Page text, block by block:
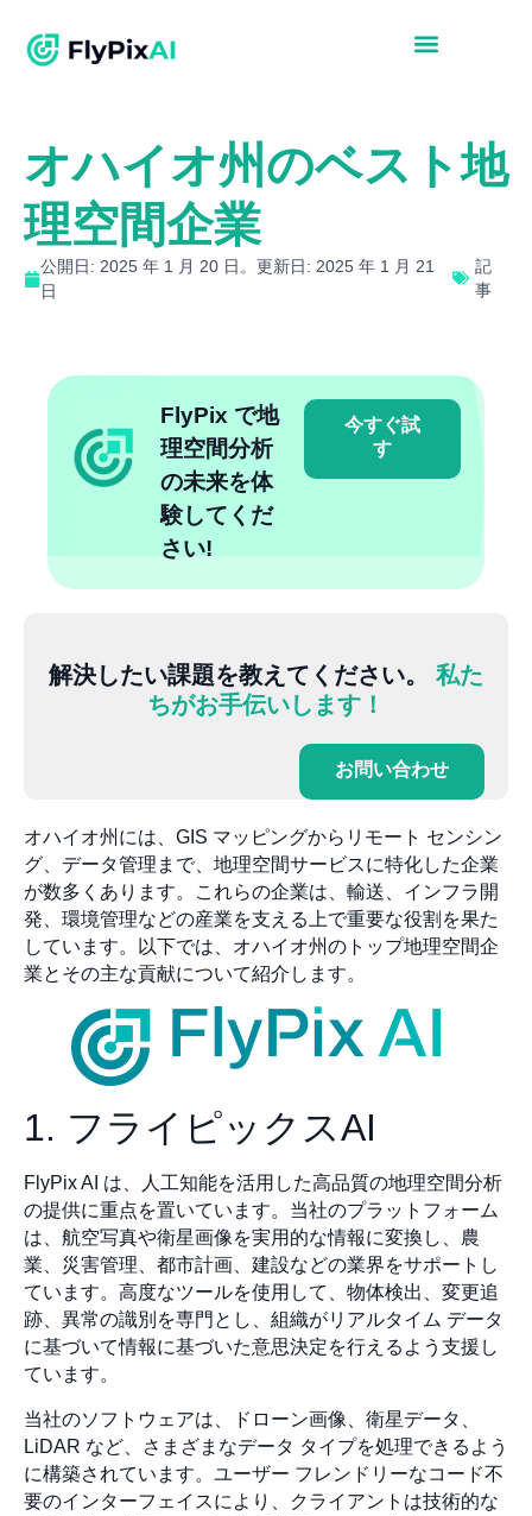
オハイオ州のベスト地
理空間企業
公開日: 2025 年 1 月 20 日。更新日: 2025 年 1 月 21
日
記
事
FlyPix で地
理空間分析
の未来を体
験してくだ
さい!
今すぐ試
す
解決したい課題を教えてください。 私た
ちがお手伝いします！
お問い合わせ
オハイオ州には、GIS マッピングからリモート センシン
グ、データ管理まで、地理空間サービスに特化した企業
が数多くあります。これらの企業は、輸送、インフラ開
発、環境管理などの産業を支える上で重要な役割を果た
しています。以下では、オハイオ州のトップ地理空間企
業とその主な貢献について紹介します。
1. フライピックスAI
FlyPix AI は、人工知能を活用した高品質の地理空間分析
の提供に重点を置いています。当社のプラットフォーム
は、航空写真や衛星画像を実用的な情報に変換し、農
業、災害管理、都市計画、建設などの業界をサポートし
ています。高度なツールを使用して、物体検出、変更追
跡、異常の識別を専門とし、組織がリアルタイム データ
に基づいて情報に基づいた意思決定を行えるよう支援し
ています。
当社のソフトウェアは、ドローン画像、衛星データ、
LiDAR など、さまざまなデータ タイプを処理できるよう
に構築されています。ユーザー フレンドリーなコード不
要のインターフェイスにより、クライアントは技術的な